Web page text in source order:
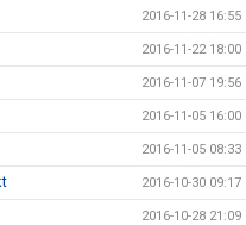
2016-11-28 16:55
2016-11-22 18:00
2016-11-07 19:56
2016-11-05 16:00
2016-11-05 08:33
2016-10-30 09:17
2016-10-28 21:09